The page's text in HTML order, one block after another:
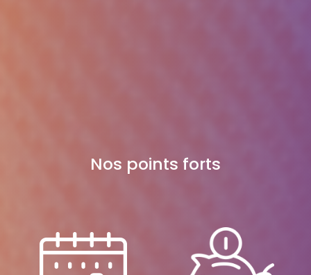
Nos points forts